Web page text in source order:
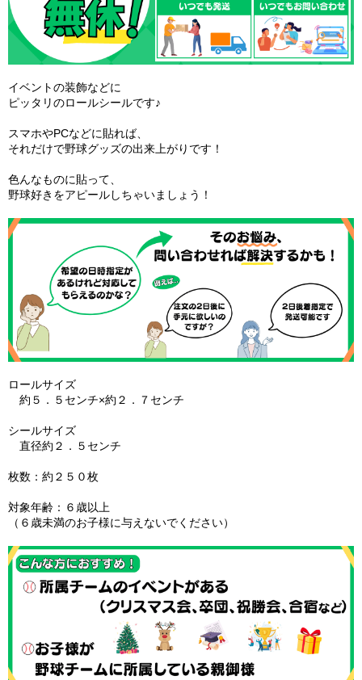
イベントの装飾などに
ピッタリのロールシールです♪
スマホやPCなどに貼れば、
それだけで野球グッズの出来上がりです！
色んなものに貼って、
野球好きをアピールしちゃいましょう！
ロールサイズ
約５．５センチ×約２．７センチ
シールサイズ
直径約２．５センチ
枚数：約２５０枚
対象年齢：６歳以上
（６歳未満のお子様に与えないでください）